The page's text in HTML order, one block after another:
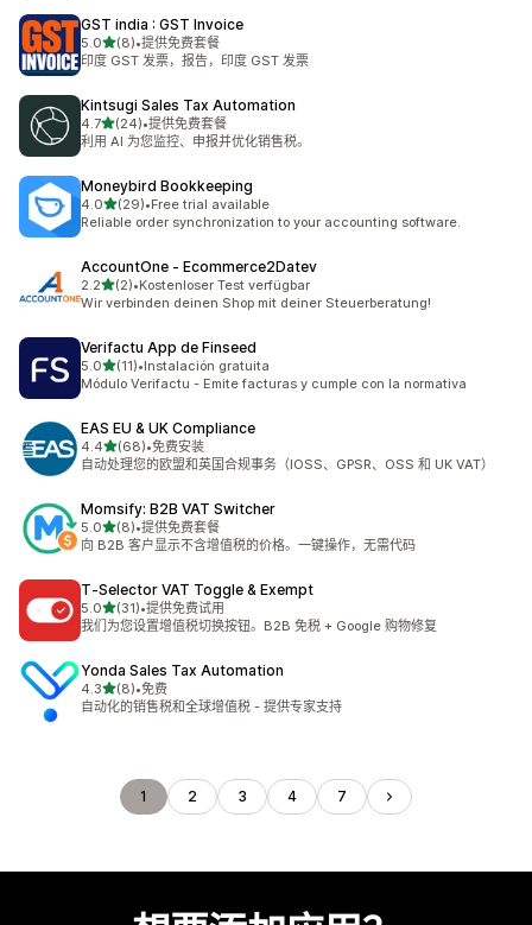
GST india : GST Invoice
5.0星（满分 5 星）
(8)
总共 8 条评论
•提供免费套餐
印度 GST 发票，报告，印度 GST 发票
Kintsugi Sales Tax Automation
4.7星（满分 5 星）
(24)
总共 24 条评论
•提供免费套餐
利用 AI 为您监控、申报并优化销售税。
Moneybird Bookkeeping
4.0星（满分 5 星）
(29)
总共 29 条评论
•Free trial available
Reliable order synchronization to your accounting software.
AccountOne ‑ Ecommerce2Datev
2.2星（满分 5 星）
(2)
总共 2 条评论
•Kostenloser Test verfügbar
Wir verbinden deinen Shop mit deiner Steuerberatung!
Verifactu App de Finseed
5.0星（满分 5 星）
(11)
总共 11 条评论
•Instalación gratuita
Módulo Verifactu - Emite facturas y cumple con la normativa
EAS EU & UK Compliance
4.4星（满分 5 星）
(68)
总共 68 条评论
•免费安装
自动处理您的欧盟和英国合规事务（IOSS、GPSR、OSS 和 UK VAT）
Momsify: B2B VAT Switcher
5.0星（满分 5 星）
(8)
总共 8 条评论
•提供免费套餐
向 B2B 客户显示不含增值税的价格。一键操作，无需代码
T‑Selector VAT Toggle & Exempt
5.0星（满分 5 星）
(31)
总共 31 条评论
•提供免费试用
我们为您设置增值税切换按钮。B2B 免税 + Google 购物修复
Yonda Sales Tax Automation
4.3星（满分 5 星）
(8)
总共 8 条评论
•免费
自动化的销售税和全球增值税 - 提供专家支持
1 2 3 4 7